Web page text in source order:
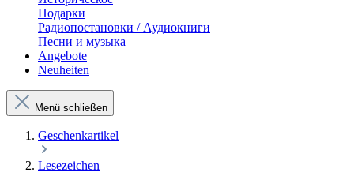
Подарки
Радиопостановки / Аудиокниги
Песни и музыка
Angebote
Neuheiten
Menü schließen
Geschenkartikel
Lesezeichen